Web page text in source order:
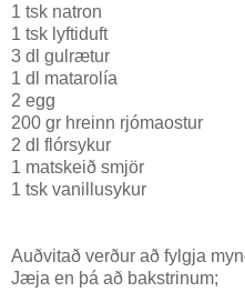
1 tsk natron
1 tsk lyftiduft
3 dl gulrætur
1 dl matarolía
2 egg
200 gr hreinn rjómaostur
2 dl flórsykur
1 matskeið smjör
1 tsk vanillusykur
Auðvitað verður að fylgja
Jæja en þá að bakstrinum;